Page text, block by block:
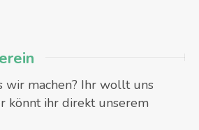
wir machen? Ihr wollt uns
könnt ihr direkt unserem